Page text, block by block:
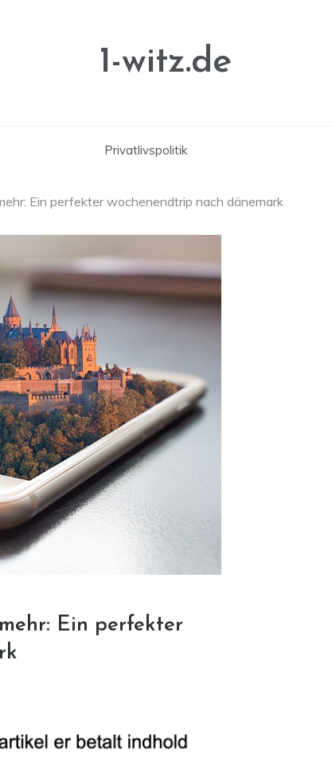
1-witz.de
Privatlivspolitik
Ein perfekter wochenendtrip nach dänemark
Ein perfekter